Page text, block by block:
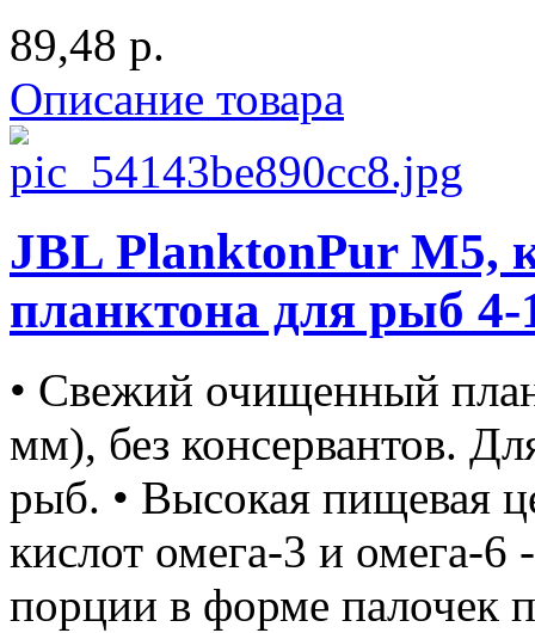
89,48 р.
Описание товара
JBL PlanktonPur M5,
планктона для рыб
• Свежий очищенный
мм), без консервантов.
рыб. • Высокая пищевая
кислот омега-3 и омега-6
порции в форме палочек